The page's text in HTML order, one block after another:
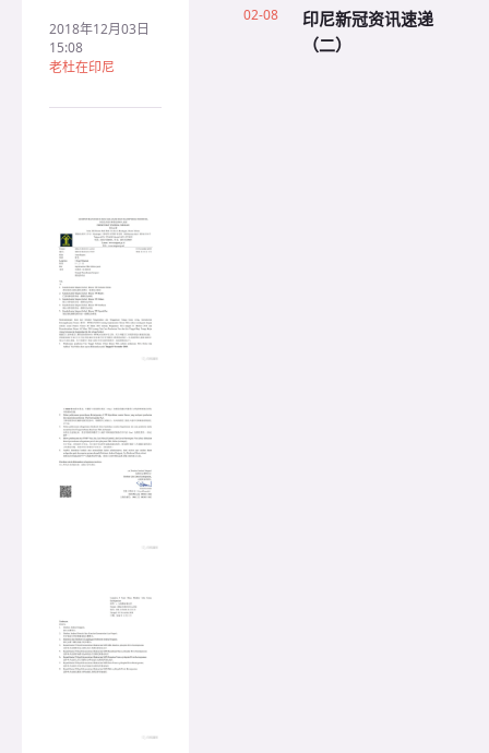
2018年12月03日
15:08
老杜在印尼
02-08
印尼新冠资讯速递
（二）